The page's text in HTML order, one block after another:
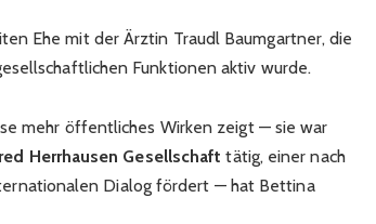
Ehe mit der Ärztin Traudl Baumgartner, die
Funktionen aktiv wurde.
mehr öffentliches Wirken zeigt — sie war
Herrhausen Gesellschaft tätig, einer nach
Dialog fördert — hat Bettina